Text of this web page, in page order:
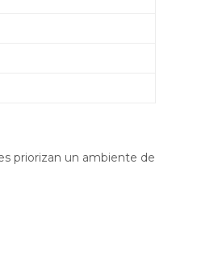
priorizan un ambiente de